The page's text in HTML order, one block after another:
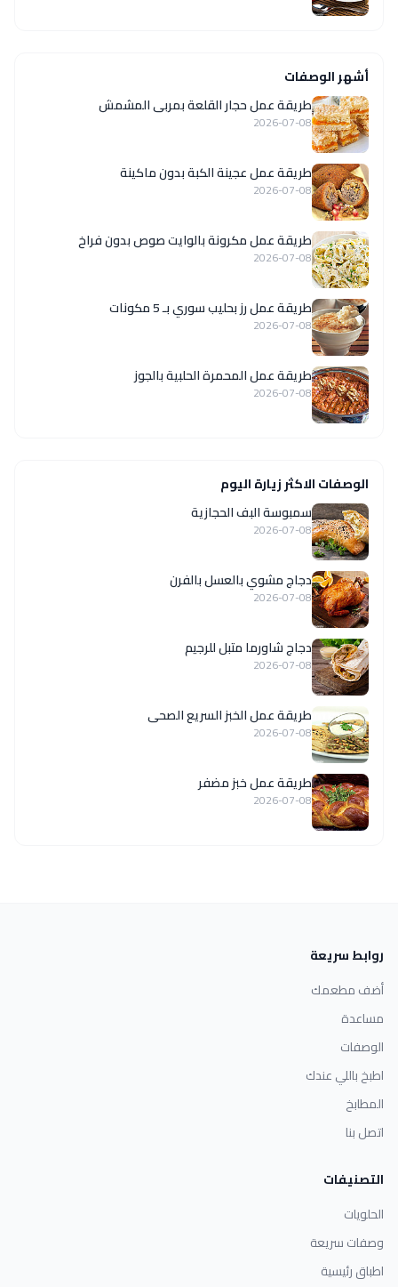
أشهر الوصفات
طريقة عمل حجار القلعة بمربى المشمش
2026-07-08
طريقة عمل عجينة الكبة بدون ماكينة
2026-07-08
طريقة عمل مكرونة بالوايت صوص بدون فراخ
2026-07-08
طريقة عمل رز بحليب سوري بـ 5 مكونات
2026-07-08
طريقة عمل المحمرة الحلبية بالجوز
2026-07-08
الوصفات الاكثر زيارة اليوم
سمبوسة البف الحجازية
2026-07-08
دجاج مشوي بالعسل بالفرن
2026-07-08
دجاج شاورما متبل للرجيم
2026-07-08
طريقة عمل الخبز السريع الصحى
2026-07-08
طريقة عمل خبز مضفر
2026-07-08
روابط سريعة
أضف مطعمك
مساعدة
الوصفات
اطبخ باللي عندك
المطابخ
اتصل بنا
التصنيفات
الحلويات
وصفات سريعة
اطباق رئيسية